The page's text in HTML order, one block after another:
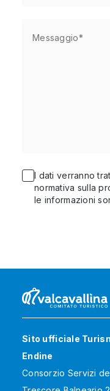
I dati verranno
normativa sulla
le informazioni
Sito ufficiale
Endine
Consorzio Servizi